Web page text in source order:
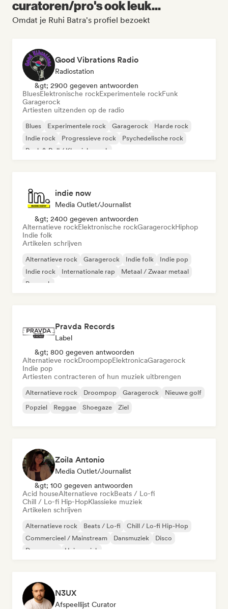
curatoren/pro's ook leuk...
Omdat je Ruhi Batra's profiel bezoekt
Good Vibrations Radio
Radiostation
&gt; 2900 gegeven antwoorden
BluesElektronische rockExperimentele rockFunk
Garagerock
Artiesten uitzenden op de radio
Blues Experimentele rock Garagerock
Harde rock
Indie rock
Progressieve rock
Psychedelische rock
Rock & Roll / Klassieke rock
indie now
Media Outlet/Journalist
&gt; 2400 gegeven antwoorden
Alternatieve rockElektronische rockGaragerockHiphop
Indie folk
Artikelen schrijven
Alternatieve rock Garagerock Indie folk
Indie pop
Indie rock
Internationale rap
Metaal / Zwaar metaal
Poprock
Pravda Records
Label
&gt; 800 gegeven antwoorden
Alternatieve rockDroompopElektronicaGaragerock
Indie pop
Artiesten contracteren of hun muziek uitbrengen
Alternatieve rock Droompop Garagerock
Nieuwe golf
Popziel
Reggae Shoegaze Ziel
Zoila Antonio
Media Outlet/Journalist
&gt; 100 gegeven antwoorden
Acid houseAlternatieve rockBeats / Lo-fi
Chill / Lo-fi Hip-HopKlassieke muziek
Artikelen schrijven
Alternatieve rock Beats / Lo-fi
Chill / Lo-fi Hip-Hop
Commercieel / Mainstream
Dansmuziek
Disco
Droompop
Huismuziek
N3UX
Afspeellijst Curator